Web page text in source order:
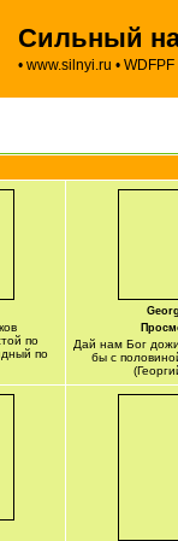
Сильный
• www.silnyi.ru • WDFPF
по
по
Дай нам Бог
бы с